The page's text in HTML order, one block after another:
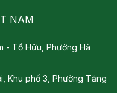
NAM
- Tố Hữu, Phường Hà
Khu phố 3, Phường Tăng